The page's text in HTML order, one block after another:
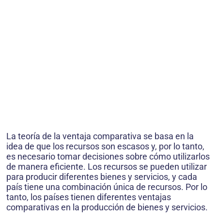
La teoría de la ventaja comparativa se basa en la
idea de que los recursos son escasos y, por lo tanto,
es necesario tomar decisiones sobre cómo utilizarlos
de manera eficiente. Los recursos se pueden utilizar
para producir diferentes bienes y servicios, y cada
país tiene una combinación única de recursos. Por lo
tanto, los países tienen diferentes ventajas
comparativas en la producción de bienes y servicios.